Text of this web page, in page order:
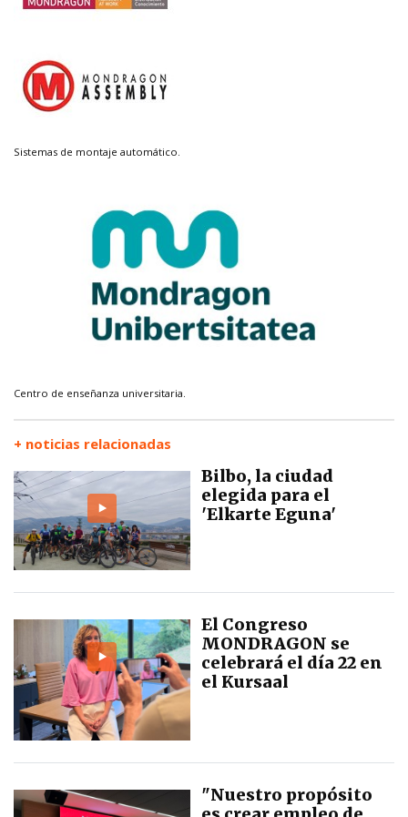
Sistemas de montaje automático.
Centro de enseñanza universitaria.
+ noticias relacionadas
Bilbo, la ciudad
elegida para el
'Elkarte Eguna'
El Congreso
MONDRAGON se
celebrará el día 22 en
el Kursaal
"Nuestro propósito